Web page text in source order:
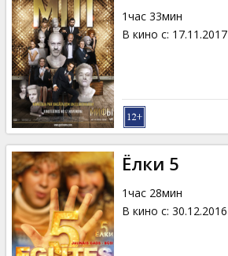
1час 33мин
В кино с: 17.11.2017
Ёлки 5
1час 28мин
В кино с: 30.12.2016